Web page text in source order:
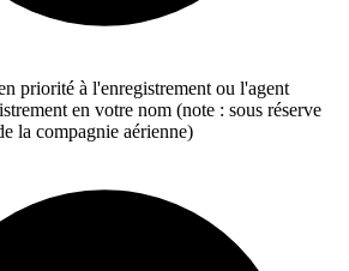
priorité à l'enregistrement ou l'agent
en votre nom (note : sous réserve
la compagnie aérienne)